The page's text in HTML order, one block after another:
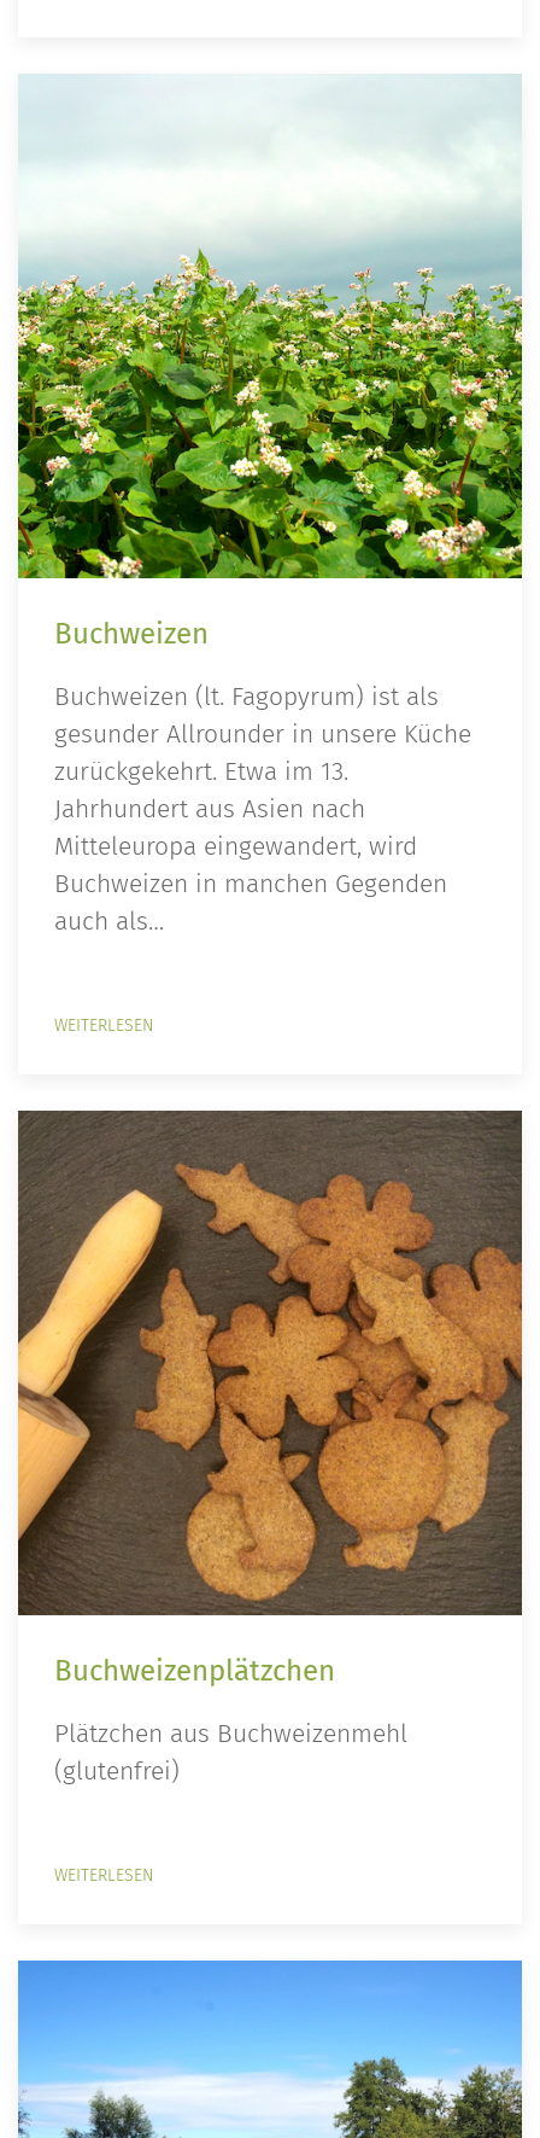
Buchweizen
Buchweizen (lt. Fagopyrum) ist als
gesunder Allrounder in unsere Küche
zurückgekehrt. Etwa im 13.
Jahrhundert aus Asien nach
Mitteleuropa eingewandert, wird
Buchweizen in manchen Gegenden
auch als…
WEITERLESEN
Buchweizenplätzchen
Plätzchen aus Buchweizenmehl
(glutenfrei)
WEITERLESEN